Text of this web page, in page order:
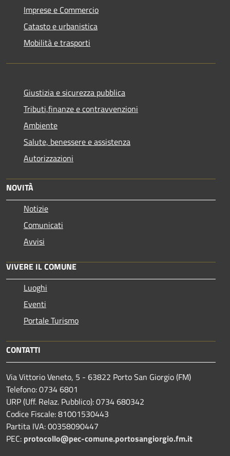
Imprese e Commercio
Catasto e urbanistica
Mobilità e trasporti
Giustizia e sicurezza pubblica
Tributi,finanze e contravvenzioni
Ambiente
Salute, benessere e assistenza
Autorizzazioni
NOVITÀ
Notizie
Comunicati
Avvisi
VIVERE IL COMUNE
Luoghi
Eventi
Portale Turismo
CONTATTI
Via Vittorio Veneto, 5 - 63822 Porto San Giorgio (FM)
Telefono: 0734 6801
URP (Uff. Relaz. Pubblico): 0734 680342
Codice Fiscale: 81001530443
Partita IVA: 00358090447
PEC: protocollo@pec-comune.portosangiorgio.fm.it